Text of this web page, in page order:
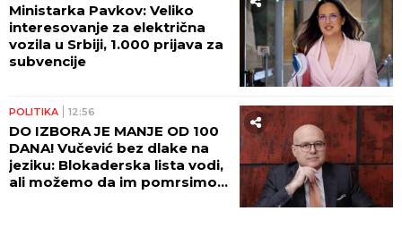
Ministarka Pavkov: Veliko
interesovanje za električna
vozila u Srbiji, 1.000 prijava za
subvencije
POLITIKA 12:56
DO IZBORA JE MANJE OD 100
DANA! Vučević bez dlake na
jeziku: Blokaderska lista vodi,
ali možemo da im pomrsimo